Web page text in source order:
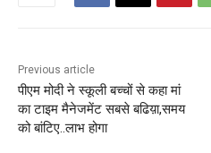
Previous article
पीएम मोदी ने स्कूली बच्चों से कहा मां
का टाइम मैनेजमेंट सबसे बढिय़ा,समय
को बांटिए..लाभ होगा